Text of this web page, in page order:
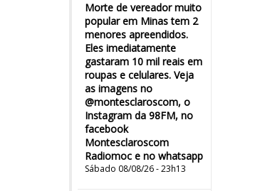
Morte de vereador muito
popular em Minas tem 2
menores apreendidos.
Eles imediatamente
gastaram 10 mil reais em
roupas e celulares. Veja
as imagens no
@montesclaroscom, o
Instagram da 98FM, no
facebook
Montesclaroscom
Radiomoc e no whatsapp
Sábado 08/08/26 - 23h13